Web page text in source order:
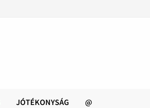
JÓTÉKONYSÁG @